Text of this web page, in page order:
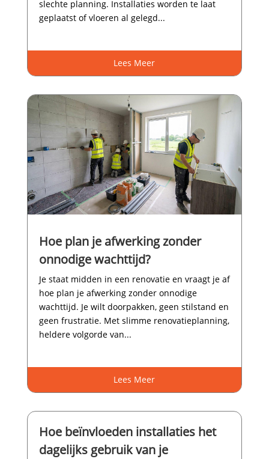
slechte planning.​ Installaties worden te laat
geplaatst of vloeren al gelegd...
Lees Meer
Hoe plan je afwerking zonder
onnodige wachttijd?
Je staat midden in een renovatie en vraagt je af
hoe plan je afwerking zonder onnodige
wachttijd.​ Je wilt doorpakken, geen stilstand en
geen frustratie.​ Met slimme renovatieplanning,
heldere volgorde van...
Lees Meer
Hoe beïnvloeden installaties het
dagelijks gebruik van je